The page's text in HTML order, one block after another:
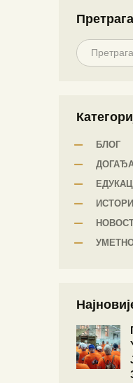
Претрага
БЛОГ